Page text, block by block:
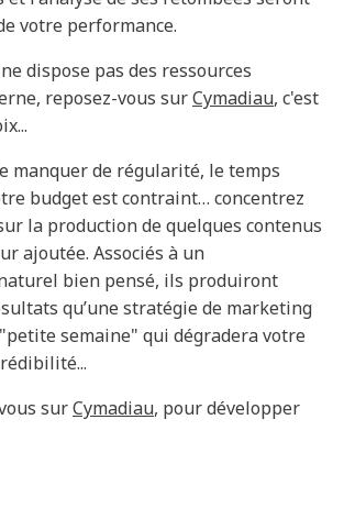
votre performance.
dispose pas des ressources
reposez-vous surCymadiau, c'est
manquer de régularité, le temps
budget est contraint… concentrez
la production de quelques contenus
ajoutée. Associés à un
bien pensé, ils produiront
qu’une stratégie de marketing
semaine" qui dégradera votre
surCymadiau, pour développer